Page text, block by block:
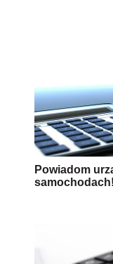
Powiadom
samochodach!